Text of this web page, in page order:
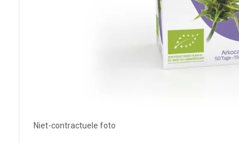
Niet-contractuele foto